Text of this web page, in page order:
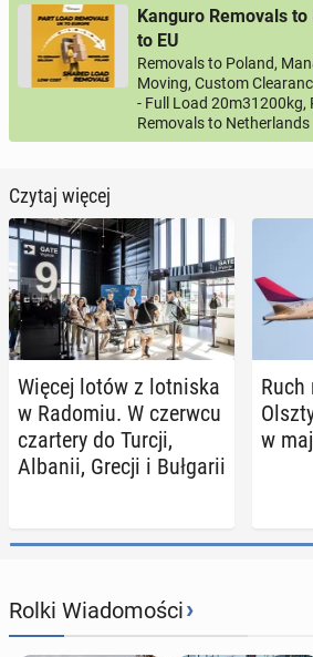
Kanguro Removals
to EU
Removals to Poland,
Moving, Custom
- Full Load 20m31200kg,
Removals to Netherlands
Czytaj więcej
Więcej lotów z lot­ni­ska
w Radomiu. W czerwcu
czar­te­ry do Turcji,
Albanii, Grecji i Buł­ga­rii
w
Rolki Wiadomości›